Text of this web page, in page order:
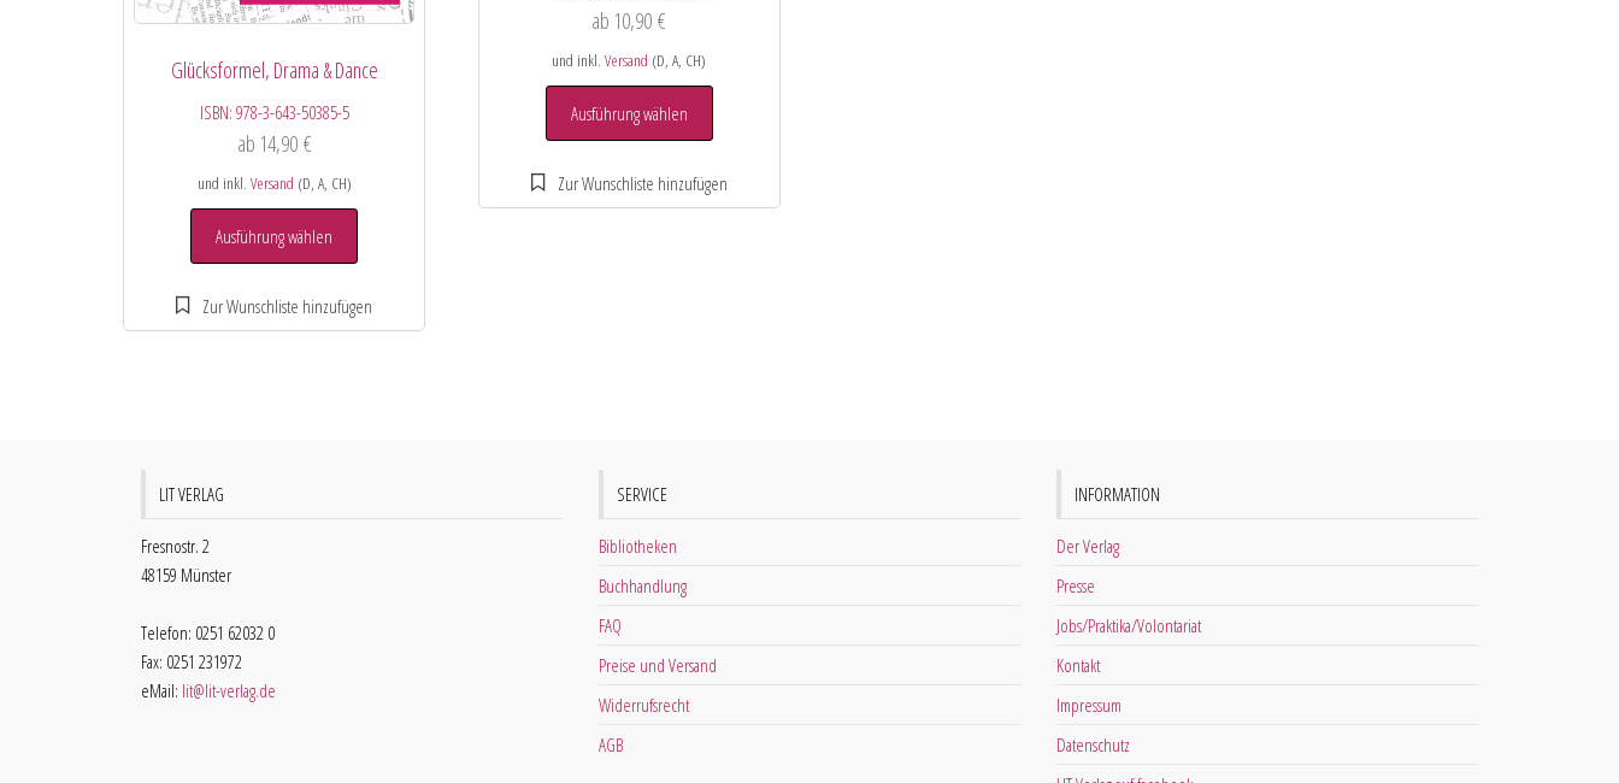
Glücksformel, Drama & Dance
ISBN: 978-3-643-50385-5
ab 14,90 €
und inkl. Versand (D, A, CH)
Ausführung wählen
ab 10,90€
und inkl.Versand (D, A, CH)
Ausführung wählen
LIT VERLAG
Fresnostr. 2
48159 Münster
Telefon: 0251 62032 0
Fax: 0251 231972
eMail: lit@lit-verlag.de
SERVICE
Bibliotheken
Buchhandlung
FAQ
Preise und Versand
Widerrufsrecht
AGB
INFORMATION
Der Verlag
Presse
Jobs/Praktika/Volontariat
Kontakt
Impressum
Datenschutz